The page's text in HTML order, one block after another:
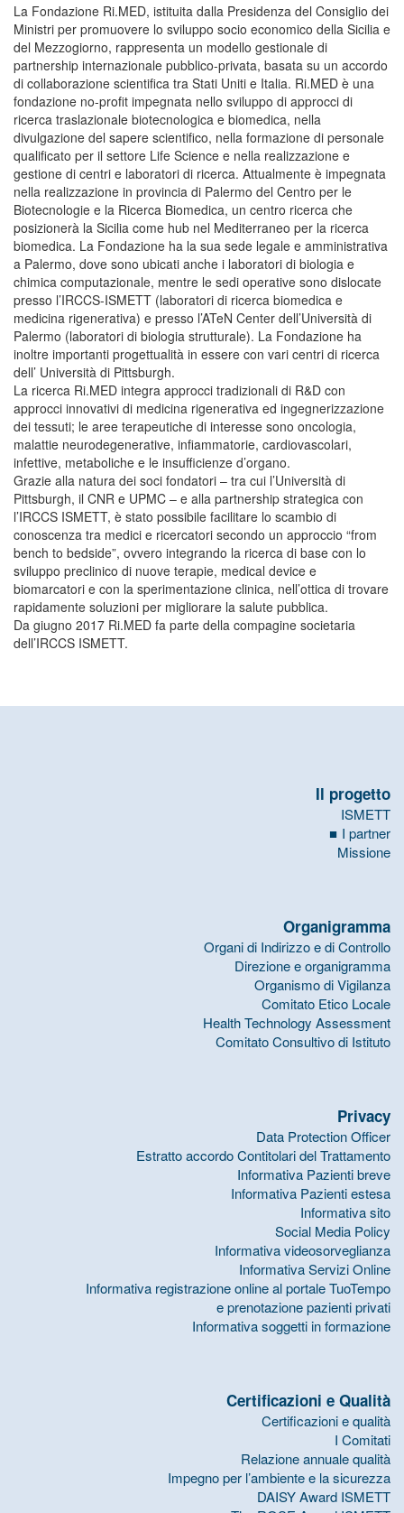
La Fondazione Ri.MED, istituita dalla Presidenza del Consiglio dei
Ministri per promuovere lo sviluppo socio economico della Sicilia e
del Mezzogiorno, rappresenta un modello gestionale di
partnership internazionale pubblico-privata, basata su un accordo
di collaborazione scientifica tra Stati Uniti e Italia. Ri.MED è una
fondazione no-profit impegnata nello sviluppo di approcci di
ricerca traslazionale biotecnologica e biomedica, nella
divulgazione del sapere scientifico, nella formazione di personale
qualificato per il settore Life Science e nella realizzazione e
gestione di centri e laboratori di ricerca. Attualmente è impegnata
nella realizzazione in provincia di Palermo del Centro per le
Biotecnologie e la Ricerca Biomedica, un centro ricerca che
posizionerà la Sicilia come hub nel Mediterraneo per la ricerca
biomedica. La Fondazione ha la sua sede legale e amministrativa
a Palermo, dove sono ubicati anche i laboratori di biologia e
chimica computazionale, mentre le sedi operative sono dislocate
presso l’IRCCS-ISMETT (laboratori di ricerca biomedica e
medicina rigenerativa) e presso l’ATeN Center dell’Università di
Palermo (laboratori di biologia strutturale). La Fondazione ha
inoltre importanti progettualità in essere con vari centri di ricerca
dell’ Università di Pittsburgh.
La ricerca Ri.MED integra approcci tradizionali di R&D con
approcci innovativi di medicina rigenerativa ed ingegnerizzazione
dei tessuti; le aree terapeutiche di interesse sono oncologia,
malattie neurodegenerative, infiammatorie, cardiovascolari,
infettive, metaboliche e le insufficienze d’organo.
Grazie alla natura dei soci fondatori – tra cui l’Università di
Pittsburgh, il CNR e UPMC – e alla partnership strategica con
l’IRCCS ISMETT, è stato possibile facilitare lo scambio di
conoscenza tra medici e ricercatori secondo un approccio “from
bench to bedside”, ovvero integrando la ricerca di base con lo
sviluppo preclinico di nuove terapie, medical device e
biomarcatori e con la sperimentazione clinica, nell’ottica di trovare
rapidamente soluzioni per migliorare la salute pubblica.
Da giugno 2017 Ri.MED fa parte della compagine societaria
dell’IRCCS ISMETT.
Il progetto
ISMETT
I partner
Missione
Organigramma
Organi di Indirizzo e di Controllo
Direzione e organigramma
Organismo di Vigilanza
Comitato Etico Locale
Health Technology Assessment
Comitato Consultivo di Istituto
Privacy
Data Protection Officer
Estratto accordo Contitolari del Trattamento
Informativa Pazienti breve
Informativa Pazienti estesa
Informativa sito
Social Media Policy
Informativa videosorveglianza
Informativa Servizi Online
Informativa registrazione online al portale TuoTempo
e prenotazione pazienti privati
Informativa soggetti in formazione
Certificazioni e Qualità
Certificazioni e qualità
I Comitati
Relazione annuale qualità
Impegno per l’ambiente e la sicurezza
DAISY Award ISMETT